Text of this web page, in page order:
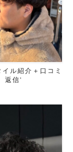
ル紹介＋口コミ
返信'